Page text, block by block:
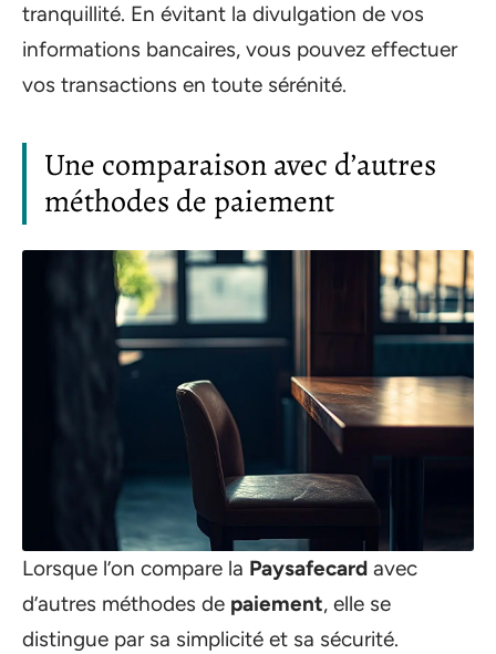
tranquillité. En évitant la divulgation de vos
informations bancaires, vous pouvez effectuer
vos transactions en toute sérénité.
Une comparaison avec d’autres
méthodes de paiement
Lorsque l’on compare la Paysafecard avec
d’autres méthodes de paiement, elle se
distingue par sa simplicité et sa sécurité.